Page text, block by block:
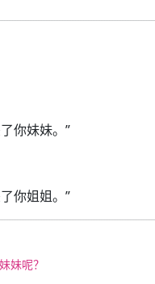
你妹妹。”
你姐姐。”
妹呢？